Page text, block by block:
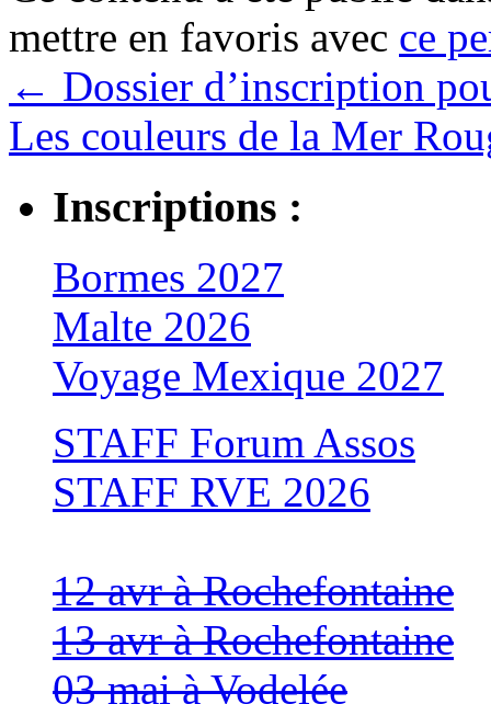
mettre en favoris avec ce
← Dossier d’inscription
Les couleurs de la Mer
Inscriptions :
Bormes 2027
Malte 2026
Voyage Mexique 2027
STAFF Forum Assos
STAFF RVE 2026
12 avr à Rochefontaine
13 avr à Rochefontaine
03 mai à Vodelée